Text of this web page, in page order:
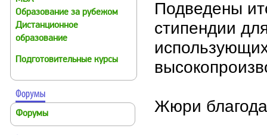
Образование за рубежом
Дистанционное
образование
Подготовительные курсы
Форумы
Подведены
стипендии
Жюри